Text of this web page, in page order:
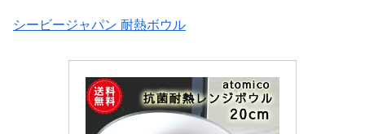
シービージャパン 耐熱ボウル